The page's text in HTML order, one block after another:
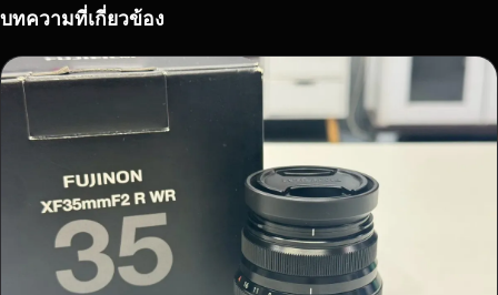
น
ด
ใ
ห้
ร
า
ค
บทความที่เกี่ยวข้อง